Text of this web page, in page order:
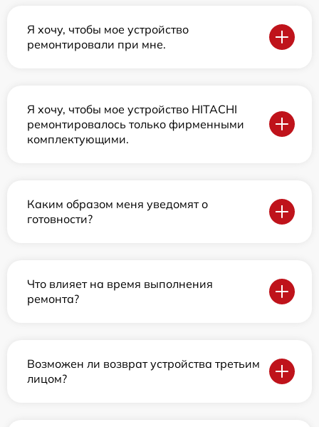
Я хочу, чтобы мое устройство
ремонтировали при мне.
Я хочу, чтобы мое устройство HITACHI
ремонтировалось только фирменными
комплектующими.
Каким образом меня уведомят о
готовности?
Что влияет на время выполнения
ремонта?
Возможен ли возврат устройства третьим
лицом?